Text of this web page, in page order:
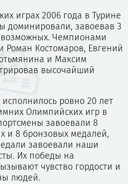
играх 2006 года в Турине
доминировали, завоевав 3
Чемпионами
Роман Костомаров, Евгений
и Максим
высочайший
ровно 20 лет
Олимпийских игр в
завоевали 8
и 8 бронзовых медалей,
завоевали наши
Их победы на
чувство гордости и
людей.